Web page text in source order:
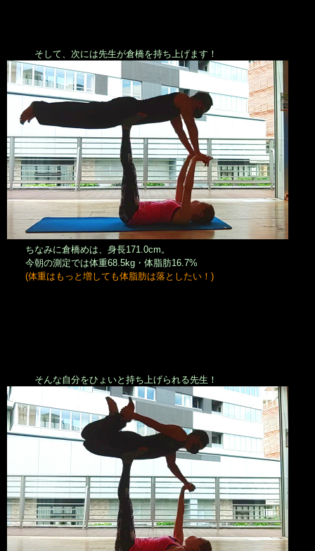
そして、次には先生が倉橋を持ち上げます！
ちなみに倉橋めは、身長171.0cm。
今朝の測定では体重68.5kg・体脂肪16.7%
(体重はもっと増しても体脂肪は落としたい！)
そんな自分をひょいと持ち上げられる先生！